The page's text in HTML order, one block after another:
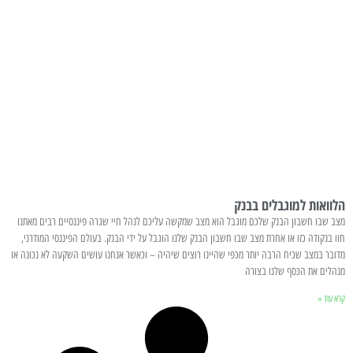
הלוואות למוגבלים בבנק
מצב שבו חשבון הבנק שלכם מוגבל הוא מצב שמקשה עליכם לנהל חיי שגרה פיננסיים רבים מאתנו
חוו בנקודה כזו או אחרת מצב שבו חשבון הבנק שלנו הוגבל על ידי הבנק. בעולם הפיננסי המודרני,
מדובר במצב שכיח הרבה יותר מכפי שהיינו רוצים שיהיה – וכאשר אנחנו עושים השקעה לא נכונה או
מנהלים את הכסף שלנו בצורה
קרא עוד »